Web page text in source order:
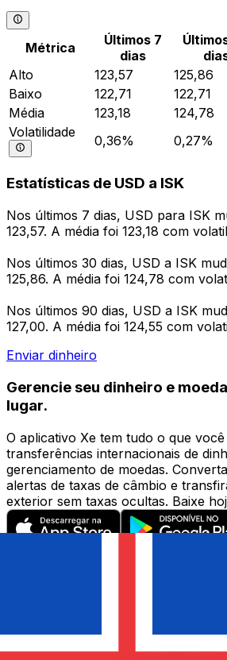
Métrica
Últimos 7
dias
Alto
123,57 125,86
Baixo
122,71 122,71
Média
123,18 124,78
Volatilidade
0,36% 0,27%
Estatísticas de USD a ISK
Nos últimos 7 dias, USD para ISK
123,57. A média foi 123,18 com
Nos últimos 30 dias, USD a ISK
125,86. A média foi 124,78 com
Nos últimos 90 dias, USD a ISK
127,00. A média foi 124,55 com
Enviar dinheiro
Gerencie seu dinheiro e
lugar.
O aplicativo Xe tem tudo o que
transferências internacionais de
gerenciamento de moedas.
alertas de taxas de câmbio e
exterior sem taxas ocultas. Baixe